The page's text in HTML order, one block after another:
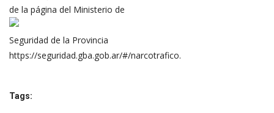
de la página del Ministerio de
Seguridad de la Provincia
https://seguridad.gba.gob.ar/#/narcotrafico.
Tags: